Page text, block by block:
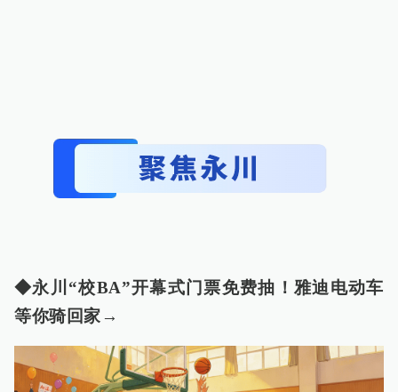
◆永川“校BA”开幕式门票免费抽！雅迪电动车
等你骑回家→